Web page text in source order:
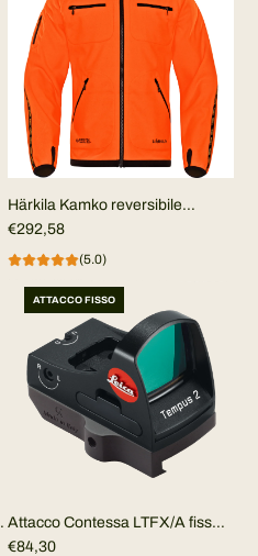
Härkila Kamko reversibile
Marrone/Arancione alta visibilità
CE
€292,58
(5.0)
ATTACCO FISSO
Attacco Contessa LTFX/A fisso
Picatinny/Weaver per Leica
€84,30